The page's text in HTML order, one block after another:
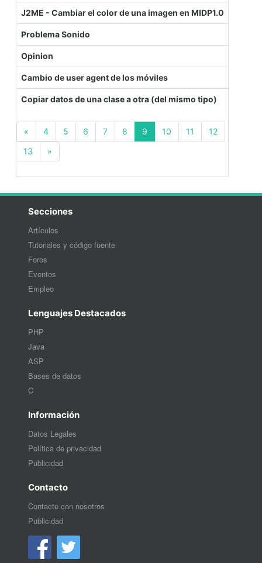
J2ME - Cambiar el color de una imagen en MIDP1.0
Problema Sonido
Opinion
Cambio de user agent de los móviles
Copiar datos de una clase a otra (del mismo tipo)
« 4 5 6 7 8 9 (current)
10 11
12
13
»
Secciones
Artículos
Tutoriales y código fuente
Foros
Eventos
Empleo
Lenguajes Destacados
PHP
Java
ASP
Bases de datos
C
Información
Datos Legales
Política de privacidad
Publicidad
Contacto
Contacte con nosotros
Publicidad